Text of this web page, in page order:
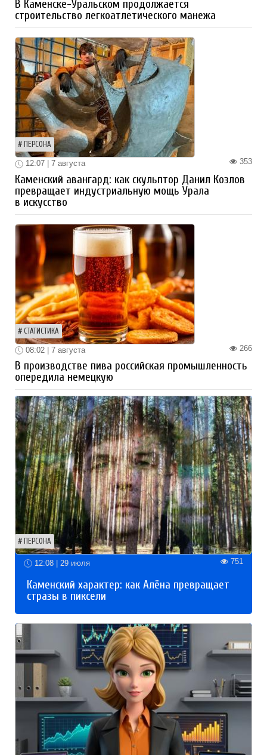
В Каменске-Уральском продолжается
строительство легкоатлетического манежа
ПЕРСОНА
353
12:07 | 7 августа
Каменский авангард: как скульптор Данил Козлов
превращает индустриальную мощь Урала
в искусство
СТАТИСТИКА
266
08:02 | 7 августа
В производстве пива российская промышленность
опередила немецкую
ПЕРСОНА
12:08 | 29 июля 751
Каменский характер: как Алёна превращает
стразы в пиксели